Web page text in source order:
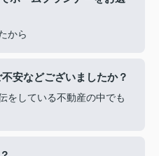
から
安などございましたか？
をしている不動産の中でも